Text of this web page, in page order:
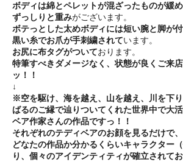
ボディは綿とペレットが混ざったものが緩め
ずっしりと重みがございます。
ボテっとした太めボディには短い腕と脚が
黒い糸でお爪が手刺繍されています。
お尻に布タグがついております。
特筆すべきダメージなく、状態が良くご来
ッ！！
↓
※空を駆け、海を越え、山を越え、川を下
ばるのご縁で辿りついてくれた世界中で大
ベア作家さんの作品ですっ！！
それぞれのテディベアのお顔を見るだけで、
どなたの作品か分かるくらいキャラクター
り、個々のアイデンティティが確立されて